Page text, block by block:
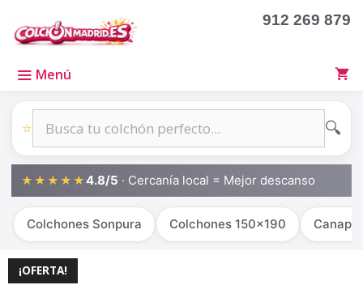
912 269 879
Menú
⭐ 🔍
★★★★★4.8/5 · Cercanía local = Mejor descanso
Colchones Sonpura Colchones 150x190
¡OFERTA!